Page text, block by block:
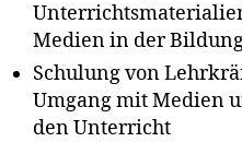
Medien in der
Schulung von
Umgang mit Medien
den Unterricht